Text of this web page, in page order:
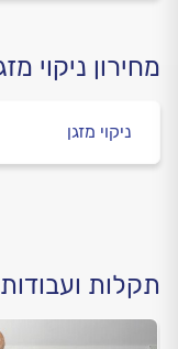
מחירון ניקוי
ניקוי מזגן
תקלות